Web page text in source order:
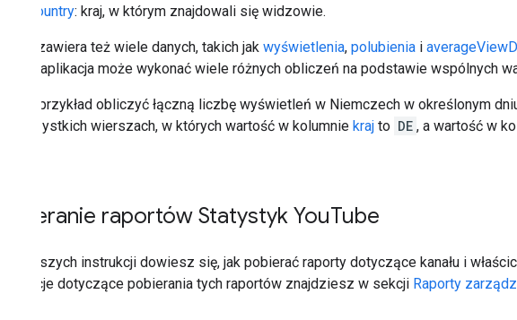
country: kraj, w którym znajdowali się widzowie.
Raport zawiera też wiele danych, takich jak wyświetlenia, polubienia i
raportu aplikacja może wykonać wiele różnych obliczeń na podstawie wspólnych
Aby na przykład obliczyć łączną liczbę wyświetleń w Niemczech w określonym
we wszystkich wierszach, w których wartość w kolumnie kraj to DE , a wartość w
Pobieranie raportów Statystyk YouTube
Z poniższych instrukcji dowiesz się, jak pobierać raporty dotyczące kanału i
Instrukcje dotyczące pobierania tych raportów znajdziesz w sekcji Raporty